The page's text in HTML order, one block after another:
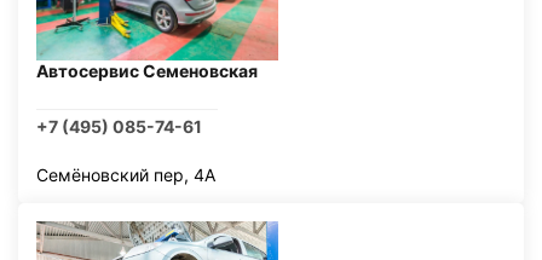
Автосервис Семеновская
+7 (495) 085-74-61
Семёновский пер, 4А